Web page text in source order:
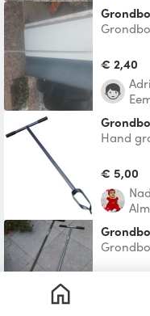
€ 2,40
Hand
€ 5,00